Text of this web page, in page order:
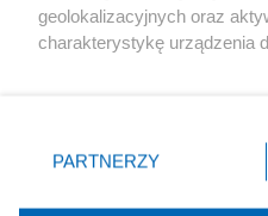
geolokalizacyjnych oraz
charakterystykę urządzenia
zmienić/wycofać klikając
znajdujący się w lewym
rodzaje przetwarzania
PARTNERZY